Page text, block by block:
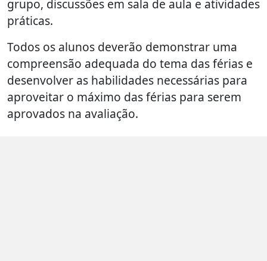
grupo, discussões em sala de aula e atividades
práticas.
Todos os alunos deverão demonstrar uma
compreensão adequada do tema das férias e
desenvolver as habilidades necessárias para
aproveitar o máximo das férias para serem
aprovados na avaliação.